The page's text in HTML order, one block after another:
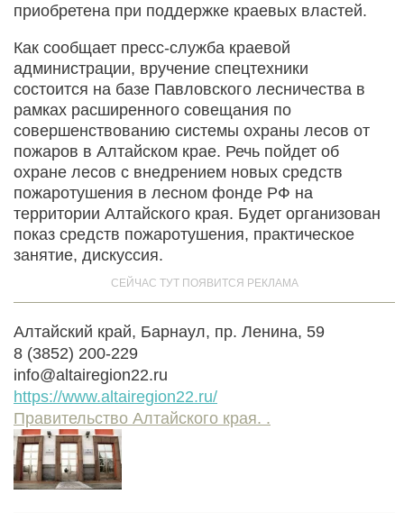
приобретена при поддержке краевых властей.
Как сообщает пресс-служба краевой
администрации, вручение спецтехники
состоится на базе Павловского лесничества в
рамках расширенного совещания по
совершенствованию системы охраны лесов от
пожаров в Алтайском крае. Речь пойдет об
охране лесов с внедрением новых средств
пожаротушения в лесном фонде РФ на
территории Алтайского края. Будет организован
показ средств пожаротушения, практическое
занятие, дискуссия.
Алтайский край, Барнаул, пр. Ленина, 59
8 (3852) 200-229
info@altairegion22.ru
https://www.altairegion22.ru/
Правительство Алтайского края. .